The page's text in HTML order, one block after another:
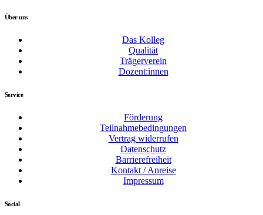
Über uns
Das Kolleg
Qualität
Trägerverein
Dozent:innen
Service
Förderung
Teilnahmebedingungen
Vertrag widerrufen
Datenschutz
Barrierefreiheit
Kontakt / Anreise
Impressum
Social